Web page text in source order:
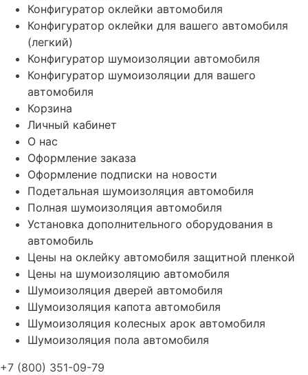
Конфигуратор оклейки автомобиля
Конфигуратор оклейки для вашего автомобиля
(легкий)
Конфигуратор шумоизоляции автомобиля
Конфигуратор шумоизоляции для вашего
автомобиля
Корзина
Личный кабинет
О нас
Оформление заказа
Оформление подписки на новости
Подетальная шумоизоляция автомобиля
Полная шумоизоляция автомобиля
Установка дополнительного оборудования в
автомобиль
Цены на оклейку автомобиля защитной пленкой
Цены на шумоизоляцию автомобиля
Шумоизоляция дверей автомобиля
Шумоизоляция капота автомобиля
Шумоизоляция колесных арок автомобиля
Шумоизоляция пола автомобиля
+7 (800) 351-09-79